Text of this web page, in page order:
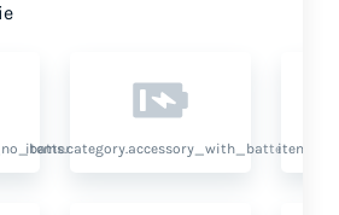
items.category.accessory_with_battery